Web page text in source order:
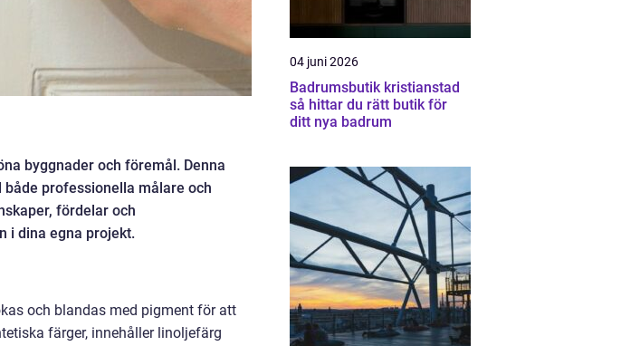
byggnader och föremål. Denna
professionella målare och
fördelar och
i dina egna projekt.
och blandas med pigment för att
färger, innehåller linoljefärg
04 juni 2026
Badrumsbutik kristianstad
så hittar du rätt butik för
ditt nya badrum